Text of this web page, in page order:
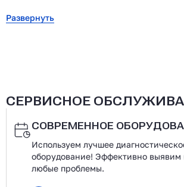
Развернуть
СЕРВИСНОЕ
СОВРЕМЕННОЕ
Используем лучшее
оборудование! Эффективно выявим
любые проблемы.